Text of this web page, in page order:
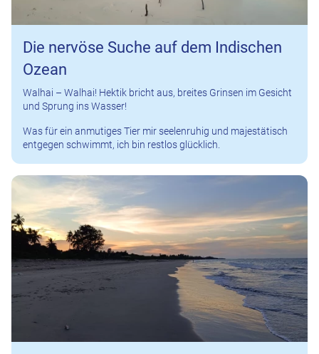
Die nervöse Suche auf dem Indischen
Ozean
Walhai – Walhai! Hektik bricht aus, breites Grinsen im Gesicht
und Sprung ins Wasser!
Was für ein anmutiges Tier mir seelenruhig und majestätisch
entgegen schwimmt, ich bin restlos glücklich.